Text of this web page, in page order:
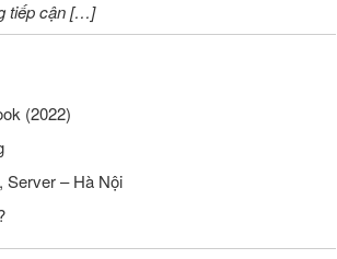
tiếp cận […]
(2022)
Tuyển Nhân Viên Seo Website Lĩnh Vực Máy Chủ, Server – Hà Nội